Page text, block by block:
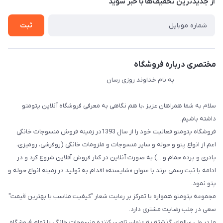
راهنما
ثبت
مختصری درباره فروشگاه
به نام خداوند روزی رسان
سلام به شما همراهان عزیز ،با هم نگاهی به معرفی فروشگاه آنلاین پتومتو
داشته باشیم.
فروشگاه پتومتو فعالیت خود را از سال 1393در زمینه فروش منسوجات خانگی
اعم از انواع پتو و حوله و سایر منسوجات و ملزومات خانگی (روفرشی، رومیزی،
پادری و پرده حمام و ...) به صورت آنلاین در کنار فروش آفلاین شروع کرد و در
ادامه با ثبت رسمی برند با عنوان «شایسته» اقدام به تولید در زمینه انواع حوله و
پتو نمود.
مجموعه پتومتو همواره با تمرکز بر رعایت شعار "کیفیت مناسب با بهترین قیمت"
سعی در جلب رضایت مشتری دارد.